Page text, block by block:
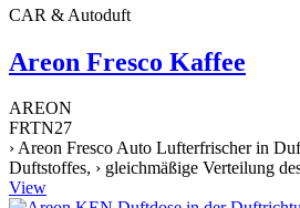
CAR & Autoduft
Areon Fresco Kaffee
AREON
FRTN27
› Areon Fresco Auto Lufterfrischer in
Duftstoffes, › gleichmäßige Verteilung
View